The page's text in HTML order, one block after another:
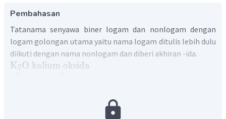
Pembahasan
Tatanama senyawa biner logam dan nonlogam dengan
logam golongan utama yaitu nama logam ditulis lebih dulu
diikuti dengan nama nonlogam dan diberi akhiran -ida.
K2O kalium oksida
Jadi, tatanama untuk senyawa